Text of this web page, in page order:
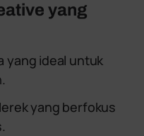
yang
yang ideal untuk
yang berfokus